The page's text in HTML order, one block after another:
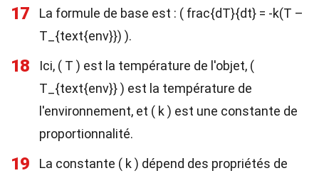
17
La formule de base est : ( frac{dT}{dt} = -k(T –
T_{text{env}}) ).
18
Ici, ( T ) est la température de l'objet, (
T_{text{env}} ) est la température de
l'environnement, et ( k ) est une constante de
proportionnalité.
19
La constante ( k ) dépend des propriétés de